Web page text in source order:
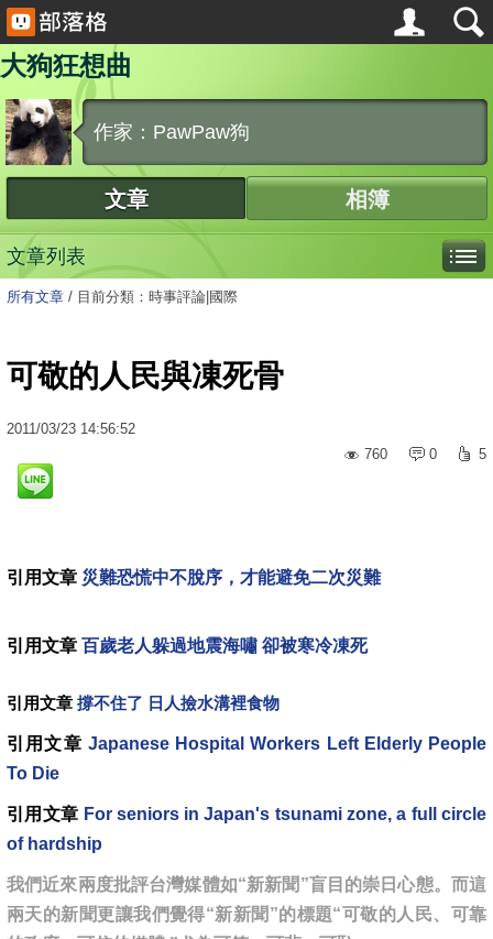
大狗狂想曲
作家：PawPaw狗
文章 相簿
文章列表
所有文章 / 目前分類：時事評論|國際
可敬的人民與凍死骨
2011/03/23 14:56:52
760
0 5
引用文章 災難恐慌中不脫序，才能避免二次災難
引用文章 百歲老人躲過地震海嘯 卻被寒冷凍死
引用文章 撐不住了 日人撿水溝裡食物
引用文章 Japanese Hospital Workers Left Elderly People
To Die
引用文章 For seniors in Japan's tsunami zone, a full circle
of hardship
我們近來兩度批評台灣媒體如“新新聞”盲目的崇日心態。而這
兩天的新聞更讓我們覺得“新新聞”的標題“可敬的人民、可靠